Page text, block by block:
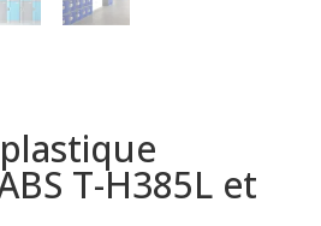
T-H385L et